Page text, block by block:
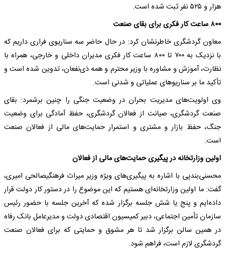
هزار و ۵۲۵ نفر ثبت شده است.
۸۰۰ ساعت کار فکری برای بقای صنعت
معاون گردشگری خاطرنشان کرد: در حال حاضر سه سناریوی فراری داریم که
با نزدیک به ۷۰۰ تا ۸۰۰ ساعت کار فکری مدیران داخلی و خارجی، همراه با
نظارت، آموزش و مشاوره با وزیر محترم و همه ذی‌نفعان، تدوین شده است و
تأکید ما بر سناریوهای عملیاتی و شدنی است.
وی اولویت‌های مدیریت بحران در وضعیت جنگی را چنین برشمرد: بقای
صنعت گردشگری، صیانت از فعالان گردشگری، حفظ آمادگی برای وضعیت
جنگ، حفظ بازار و مشتری و استمرار حمایت‌های مالی از فعالان صنعت
است.
اولین وزارتخانه در پیگیری حمایت‌های مالی از فعالان
محسنی‌بندپی با اشاره به پیگیری‌های ویژه وزیر میراث فرهنگیصالحی امیری،
گفت: ما اولین وزارتخانه‌ای هستیم که این موضوع را در دستور کار دولت قرار
داده‌ایم و پنج یا شش جلسه برگزار شده که آخرین جلسه با حضور رئیس
سازمان تأمین اجتماعی، دبیر کمیسیون اقتصادی دولت و مدیرعامل بانک رفاه
در همین سالن برگزار شد تا هر مشوق و حمایتی که برای فعالان صنعت
گردشگری لازم است، فراهم شود.